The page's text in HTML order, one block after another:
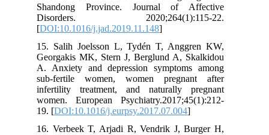
Shandong Province. Journal of Affective
Disorders. 2020;264(1):115-22.
[DOI:10.1016/j.jad.2019.11.148
15. Salih Joelsson L, Tydén T, Anggren KW,
Georgakis MK, Stern J, Berglund A, Skalkidou
A. Anxiety and depression symptoms among
sub-fertile women, women pregnant after
infertility treatment, and naturally pregnant
women. European Psychiatry.2017;45(1):212-
19. [DOI:10.1016/j.eurpsy.2017.07.004
16. Verbeek T, Arjadi R, Vendrik J, Burger H,